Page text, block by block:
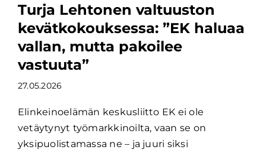
Turja Lehtonen valtuuston
kevätkokouksessa: ”EK haluaa
vallan, mutta pakoilee
vastuuta”
27.05.2026
Elinkeinoelämän keskusliitto EK ei ole
vetäytynyt työmarkkinoilta, vaan se on
yksipuolistamassa ne – ja juuri siksi